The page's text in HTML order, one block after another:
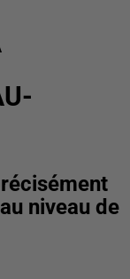
niveau de